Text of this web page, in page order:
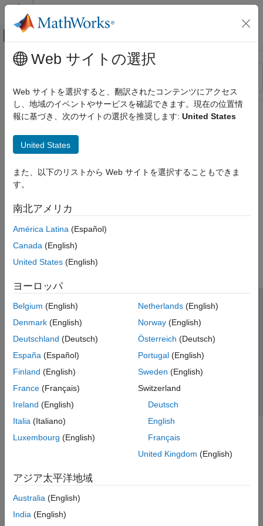
コンテンツへスキップ
オフキャンバス ナビゲーション メ
リソース
ステータス
メインコンテンツ
Web サイトの選択
Web サイトを選択すると、翻訳されたコンテンツにアクセス
し、地域のイベントやサービスを確認できます。現在の位置情
報に基づき、次のサイトの選択を推奨します: United States
United States
また、以下のリストから Web サイトを選択することもできま
す。
南北アメリカ
América Latina (Español)
Canada (English)
United States (English)
ヨーロッパ
Belgium (English)
Denmark (English)
Deutschland (Deutsch)
España (Español)
Finland (English)
France (Français)
Ireland (English)
Italia (Italiano)
Luxembourg (English)
Netherlands(English)
Norway(English)
Österreich (Deutsch)
Portugal(English)
Sweden (English)
Switzerland
Deutsch
English
Français
United Kingdom (English)
アジア太平洋地域
Australia (English)
India (English)
トラストセンター
プライバシー ポリシー
違法コピー防止
アプリケーション ステータス
© 1994-2026 The MathWorks, Inc.